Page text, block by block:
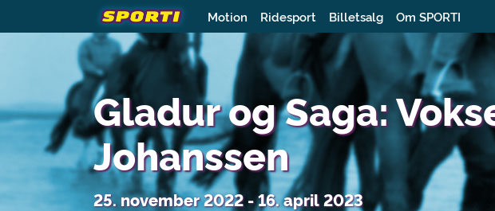
Motion Ridesport Billetsalg Om SPORTI
Gladur og Saga:
Johanssen
25. november 2022 - 16. april 2023